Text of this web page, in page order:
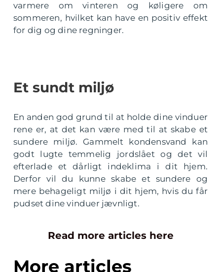
varmere om vinteren og køligere om
sommeren, hvilket kan have en positiv effekt
for dig og dine regninger.
Et sundt miljø
En anden god grund til at holde dine vinduer
rene er, at det kan være med til at skabe et
sundere miljø. Gammelt kondensvand kan
godt lugte temmelig jordslået og det vil
efterlade et dårligt indeklima i dit hjem.
Derfor vil du kunne skabe et sundere og
mere behageligt miljø i dit hjem, hvis du får
pudset dine vinduer jævnligt.
Read more articles here
More articles